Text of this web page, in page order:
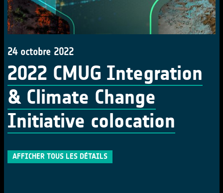
24 octobre 2022
2022 CMUG Integration
& Climate Change
Initiative colocation
AFFICHER TOUS LES DÉTAILS